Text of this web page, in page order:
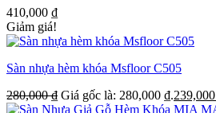
410,000 ₫
Giảm giá!
Sàn nhựa hèm khóa Msfloor C505
280,000₫ Giá gốc là: 280,000 ₫.239,000